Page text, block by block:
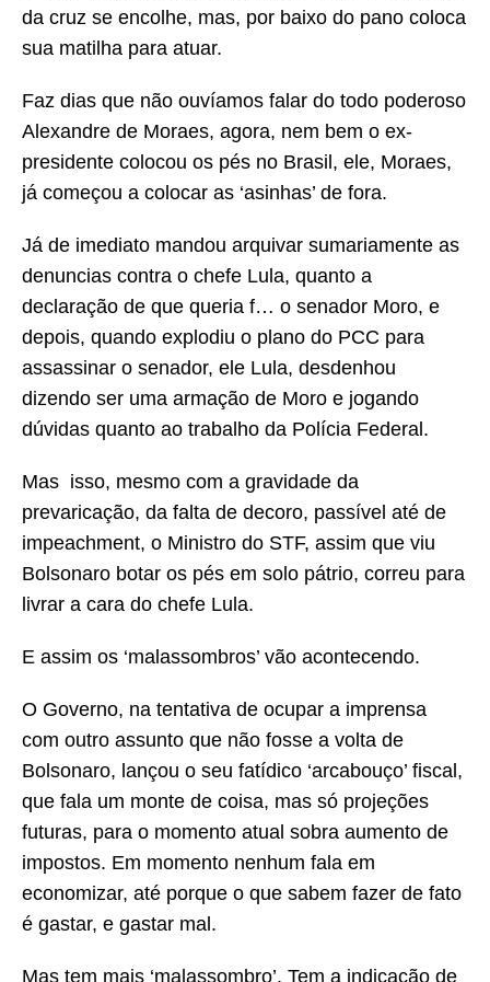
da cruz se encolhe, mas, por baixo do pano coloca
sua matilha para atuar.
Faz dias que não ouvíamos falar do todo poderoso
Alexandre de Moraes, agora, nem bem o ex-
presidente colocou os pés no Brasil, ele, Moraes,
já começou a colocar as ‘asinhas’ de fora.
Já de imediato mandou arquivar sumariamente as
denuncias contra o chefe Lula, quanto a
declaração de que queria f… o senador Moro, e
depois, quando explodiu o plano do PCC para
assassinar o senador, ele Lula, desdenhou
dizendo ser uma armação de Moro e jogando
dúvidas quanto ao trabalho da Polícia Federal.
Mas isso, mesmo com a gravidade da
prevaricação, da falta de decoro, passível até de
impeachment, o Ministro do STF, assim que viu
Bolsonaro botar os pés em solo pátrio, correu para
livrar a cara do chefe Lula.
E assim os ‘malassombros’ vão acontecendo.
O Governo, na tentativa de ocupar a imprensa
com outro assunto que não fosse a volta de
Bolsonaro, lançou o seu fatídico ‘arcabouço’ fiscal,
que fala um monte de coisa, mas só projeções
futuras, para o momento atual sobra aumento de
impostos. Em momento nenhum fala em
economizar, até porque o que sabem fazer de fato
é gastar, e gastar mal.
Mas tem mais ‘malassombro’. Tem a indicação de